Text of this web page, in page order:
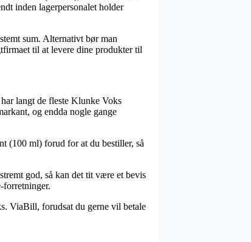
inden lagerpersonalet holder
sum. Alternativt bør man
til at levere dine produkter til
langt de fleste Klunke Voks
og endda nogle gange
(100 ml) forud for at du bestiller, så
god, så kan det tit være et bevis
ViaBill, forudsat du gerne vil betale